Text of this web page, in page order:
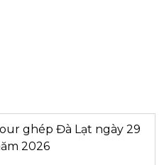
ghép Đà Lạt ngày 29
2026